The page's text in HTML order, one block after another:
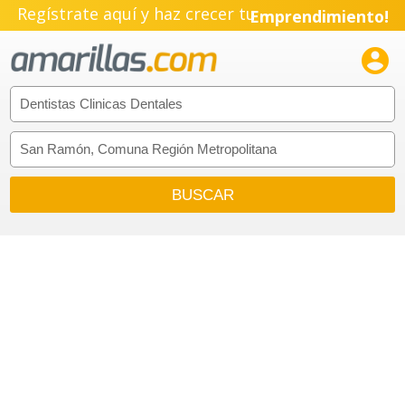
Regístrate aquí y haz crecer tuEmprendimiento!
